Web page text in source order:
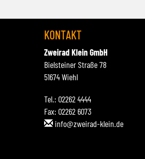
KONTAKT
Zweirad Klein GmbH
Bielsteiner Straße 78
51674 Wiehl
Tel.: 02262 4444
Fax: 02262 6073
info@zweirad-klein.de